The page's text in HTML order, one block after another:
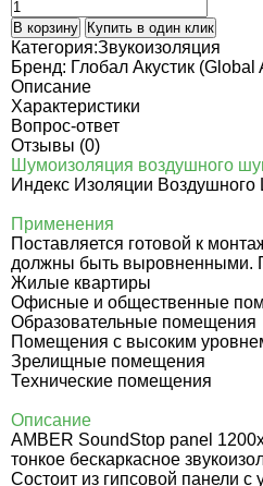
В корзину Купить в один клик
Категория:Звукоизоляция
Бренд: Глобал Акустик (Global
Описание
Характеристики
Вопрос-ответ
Отзывы (0)
Шумоизоляция воздушного
Индекс Изоляции
Применения
Поставляется готовой к
должны быть выровненными.
Жилые квартиры
Офисные и общественные
Образовательные помещения
Помещения с высоким
Зрелищные помещения
Технические помещения
Описание
AMBER SoundStop panel
тонкое бескаркасное
Состоит из гипсовой панели